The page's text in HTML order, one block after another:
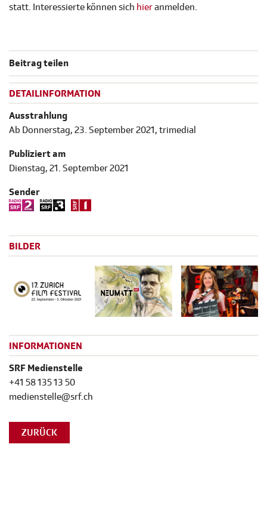
statt. Interessierte können sich hieranmelden.
Beitrag teilen
DETAILINFORMATION
Ausstrahlung
Ab Donnerstag, 23. September 2021, trimedial
Publiziert am
Dienstag, 21. September 2021
Sender
BILDER
INFORMATIONEN
SRF Medienstelle
+41 58 135 13 50
medienstelle@srf.ch
ZURÜCK